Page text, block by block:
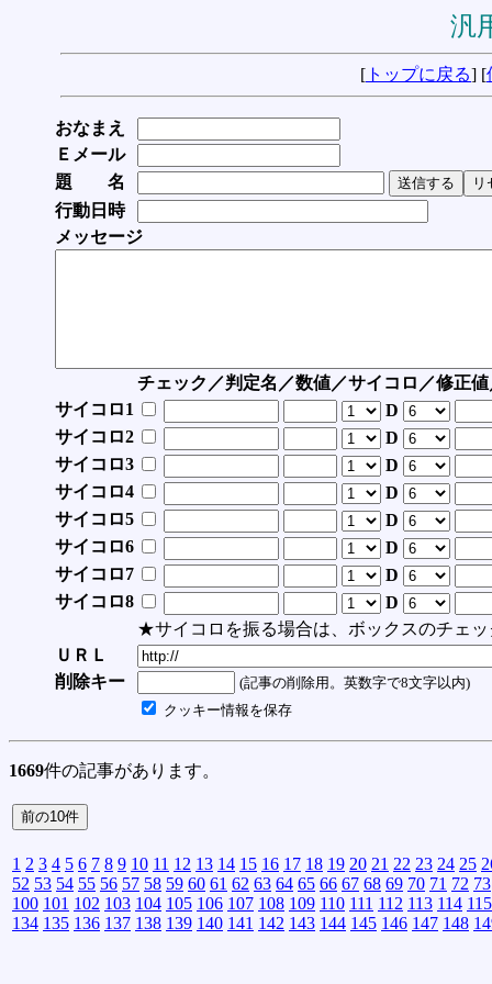
汎
[ トップに戻る] [
おなまえ
Ｅメール
題 名
行動日時
メッセージ
チェック／判定名／数値／サイコロ／修正
サイコロ1
D
サイコロ2
D
サイコロ3
D
サイコロ4
D
サイコロ5
D
サイコロ6
D
サイコロ7
D
サイコロ8
D
★サイコロを振る場合は、ボックスのチェッ
ＵＲＬ
削除キー
(記事の削除用。英数字で8文字以内)
クッキー情報を保存
1669件の記事があります。
1 2 3 4 5 6 7 8 9 10 11 12 13 14 15 16 17 18 19 20 21 22 23 24 25
52 53 54 55 56 57 58 59 60 61 62 63 64 65 66 67 68 69 70 71 72 73
100 101 102 103 104 105 106 107 108 109 110 111 112 113 114 115
134 135 136 137 138 139 140 141 142 143 144 145 146 147 148